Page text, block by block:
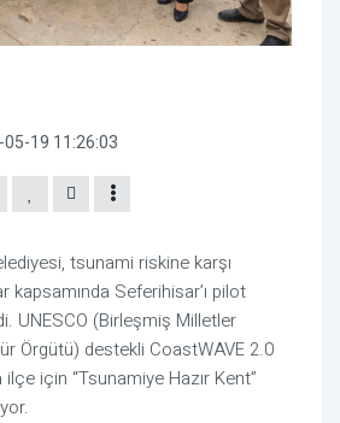
19 11:26:03
, tsunami riskine karşı
kapsamında Seferihisar’ı pilot
UNESCO (Birleşmiş Milletler
Örgütü) destekli CoastWAVE 2.0
için “Tsunamiye Hazır Kent”